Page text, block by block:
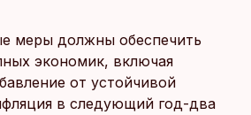
меры должны обеспечить
экономик, включая
от устойчивой
в следующий год-два